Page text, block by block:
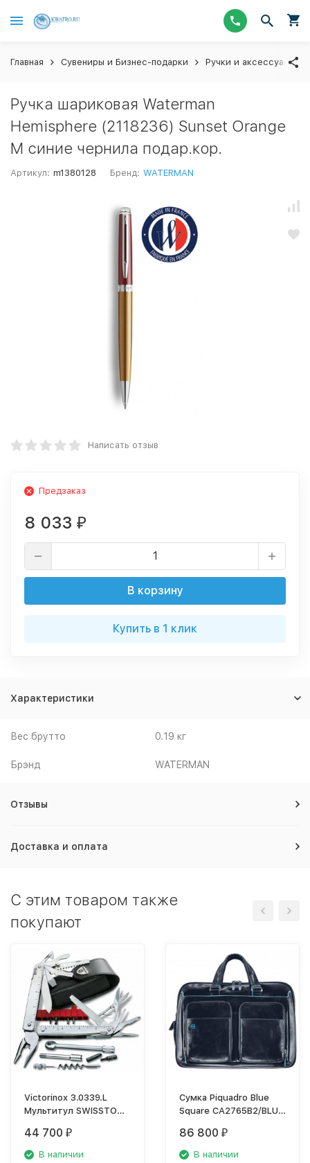
Главная Сувениры и Бизнес-подарки Ручки и аксессуары
Ручка шариковая Waterman
Hemisphere (2118236) Sunset Orange
M синие чернила подар.кор.
Артикул: m1380128 Бренд: WATERMAN
Написать отзыв
Предзаказ
8 033 ₽
В корзину
Купить в 1 клик
Характеристики
Вес брутто 0.19 кг
Брэнд WATERMAN
Отзывы
Доставка и оплата
C этим товаром также
покупают
Victorinox 3.0339.L
Мультитул SWISSTOOL
44 700 ₽
В наличии
Сумка Piquadro Blue
Square CA2765B2/BLU2
86 800 ₽
В наличии